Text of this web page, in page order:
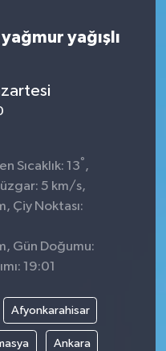
yağışlı
Sıcaklık: 13° ,
5 km/s,
Çiy Noktası:
Gün Doğumu:
19:01
Afyonkarahisar
Ankara